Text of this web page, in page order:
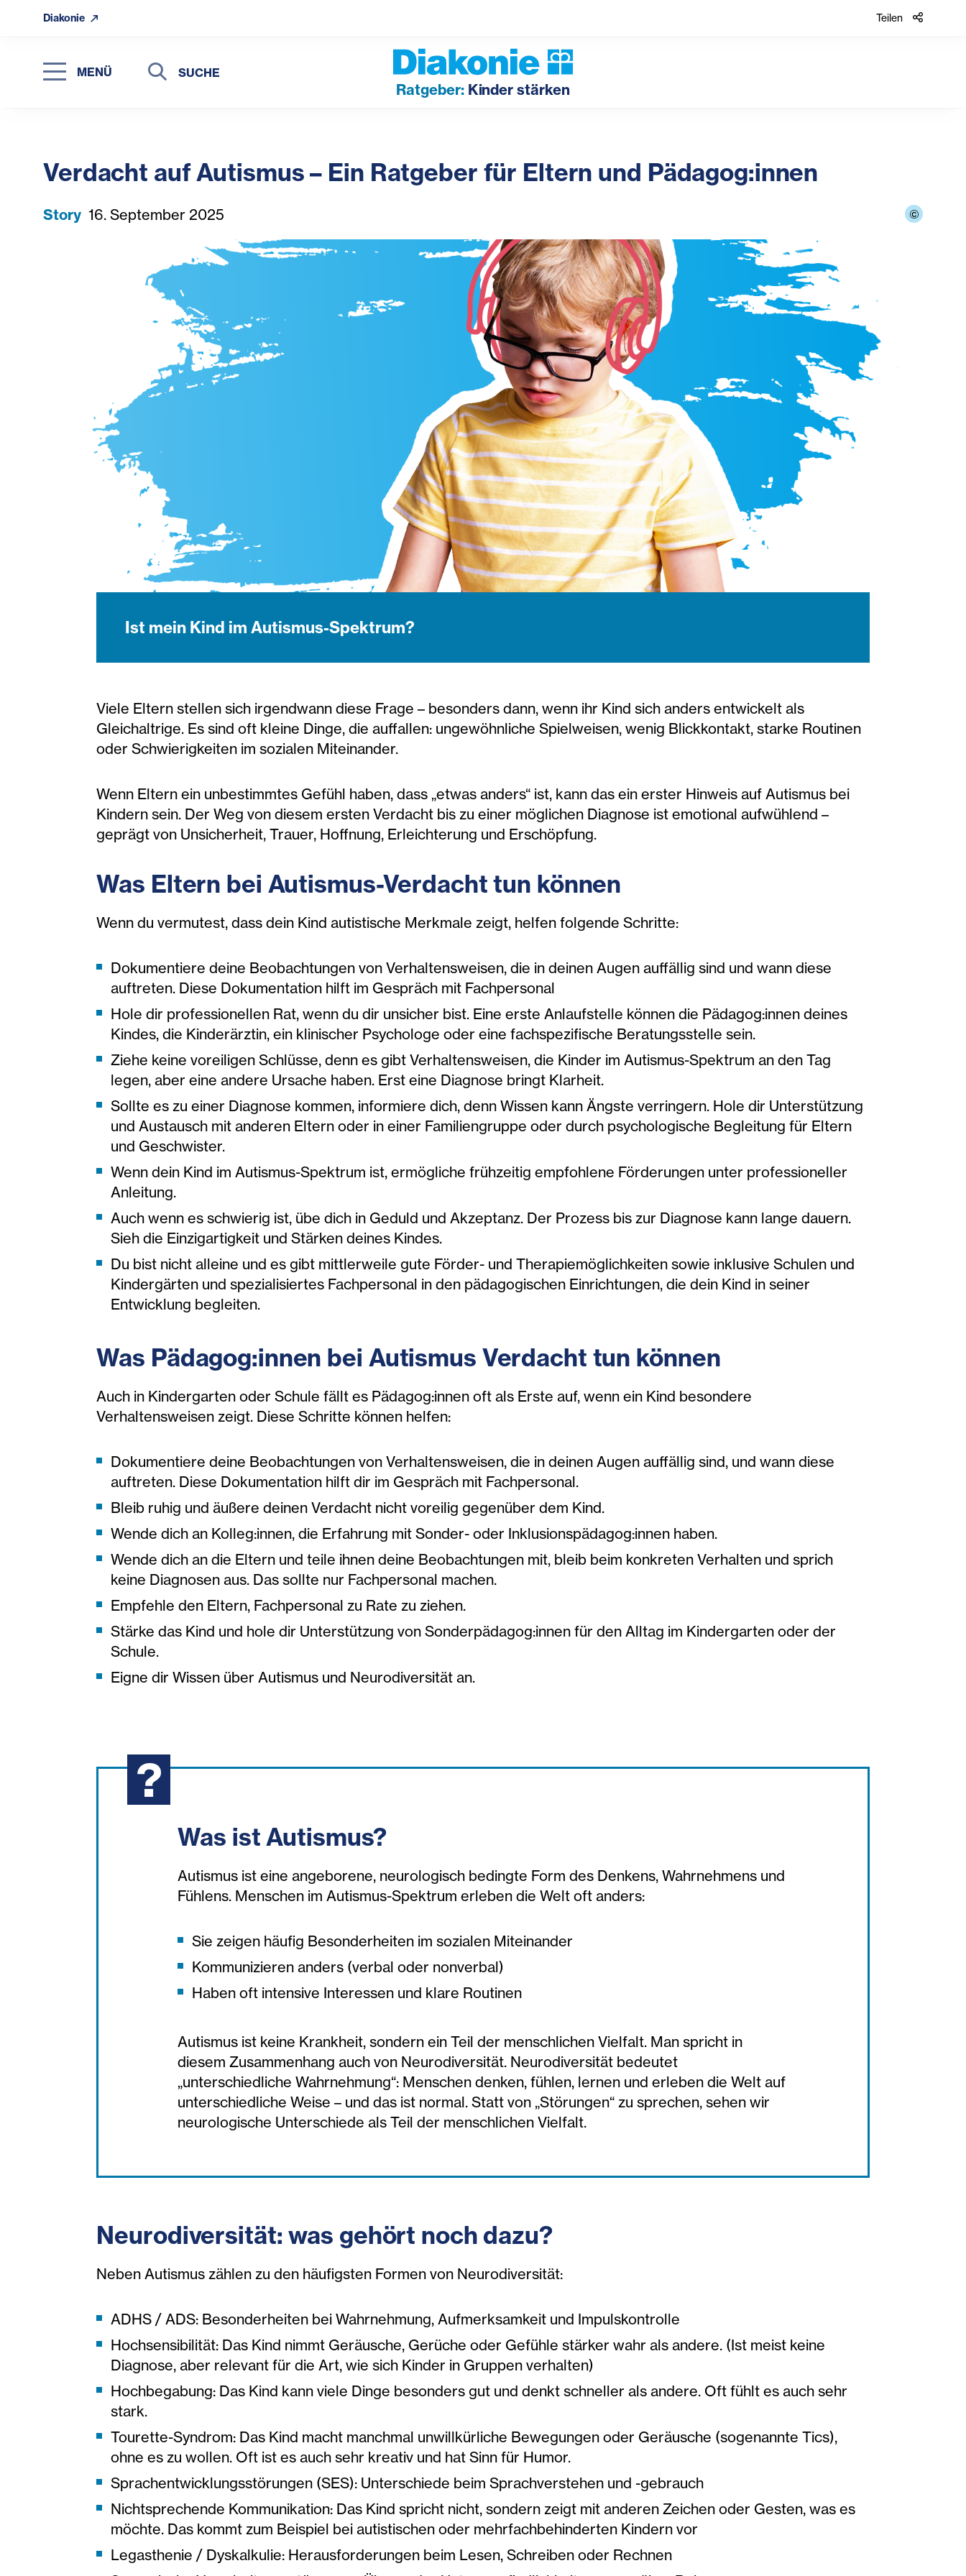
Diakonie Teilen
MENÜ
Suche
Suche
Ratgeber:Kinder stärken
Verdacht auf Autismus – Ein Ratgeber für Eltern und Pädagog:innen
Story 16. September 2025 ©
Ist mein Kind im Autismus-Spektrum?
Viele Eltern stellen sich irgendwann diese Frage – besonders dann, wenn ihr Kind sich anders entwickelt als
Gleichaltrige. Es sind oft kleine Dinge, die auffallen: ungewöhnliche Spielweisen, wenig Blickkontakt, starke Routinen
oder Schwierigkeiten im sozialen Miteinander.
Wenn Eltern ein unbestimmtes Gefühl haben, dass „etwas anders“ ist, kann das ein erster Hinweis auf Autismus bei
Kindern sein. Der Weg von diesem ersten Verdacht bis zu einer möglichen Diagnose ist emotional aufwühlend –
geprägt von Unsicherheit, Trauer, Hoffnung, Erleichterung und Erschöpfung.
Was Eltern bei Autismus-Verdacht tun können
Wenn du vermutest, dass dein Kind autistische Merkmale zeigt, helfen folgende Schritte:
Dokumentiere deine Beobachtungen von Verhaltensweisen, die in deinen Augen auffällig sind und wann diese
auftreten. Diese Dokumentation hilft im Gespräch mit Fachpersonal
Hole dir professionellen Rat, wenn du dir unsicher bist. Eine erste Anlaufstelle können die Pädagog:innen deines
Kindes, die Kinderärztin, ein klinischer Psychologe oder eine fachspezifische Beratungsstelle sein.
Ziehe keine voreiligen Schlüsse, denn es gibt Verhaltensweisen, die Kinder im Autismus-Spektrum an den Tag
legen, aber eine andere Ursache haben. Erst eine Diagnose bringt Klarheit.
Sollte es zu einer Diagnose kommen, informiere dich, denn Wissen kann Ängste verringern. Hole dir Unterstützung
und Austausch mit anderen Eltern oder in einer Familiengruppe oder durch psychologische Begleitung für Eltern
und Geschwister.
Wenn dein Kind im Autismus-Spektrum ist, ermögliche frühzeitig empfohlene Förderungen unter professioneller
Anleitung.
Auch wenn es schwierig ist, übe dich in Geduld und Akzeptanz. Der Prozess bis zur Diagnose kann lange dauern.
Sieh die Einzigartigkeit und Stärken deines Kindes.
Du bist nicht alleine und es gibt mittlerweile gute Förder- und Therapiemöglichkeiten sowie inklusive Schulen und
Kindergärten und spezialisiertes Fachpersonal in den pädagogischen Einrichtungen, die dein Kind in seiner
Entwicklung begleiten.
Was Pädagog:innen bei Autismus Verdacht tun können
Auch in Kindergarten oder Schule fällt es Pädagog:innen oft als Erste auf, wenn ein Kind besondere
Verhaltensweisen zeigt. Diese Schritte können helfen:
Dokumentiere deine Beobachtungen von Verhaltensweisen, die in deinen Augen auffällig sind, und wann diese
auftreten. Diese Dokumentation hilft dir im Gespräch mit Fachpersonal.
Bleib ruhig und äußere deinen Verdacht nicht voreilig gegenüber dem Kind.
Wende dich an Kolleg:innen, die Erfahrung mit Sonder- oder Inklusionspädagog:innen haben.
Wende dich an die Eltern und teile ihnen deine Beobachtungen mit, bleib beim konkreten Verhalten und sprich
keine Diagnosen aus. Das sollte nur Fachpersonal machen.
Empfehle den Eltern, Fachpersonal zu Rate zu ziehen.
Stärke das Kind und hole dir Unterstützung von Sonderpädagog:innen für den Alltag im Kindergarten oder der
Schule.
Eigne dir Wissen über Autismus und Neurodiversität an.
Was ist Autismus?
Autismus ist eine angeborene, neurologisch bedingte Form des Denkens, Wahrnehmens und
Fühlens. Menschen im Autismus-Spektrum erleben die Welt oft anders:
Sie zeigen häufig Besonderheiten im sozialen Miteinander
Kommunizieren anders (verbal oder nonverbal)
Haben oft intensive Interessen und klare Routinen
Autismus ist keine Krankheit, sondern ein Teil der menschlichen Vielfalt. Man spricht in
diesem Zusammenhang auch von Neurodiversität. Neurodiversität bedeutet
„unterschiedliche Wahrnehmung“: Menschen denken, fühlen, lernen und erleben die Welt auf
unterschiedliche Weise – und das ist normal. Statt von „Störungen“ zu sprechen, sehen wir
neurologische Unterschiede als Teil der menschlichen Vielfalt.
Neurodiversität: was gehört noch dazu?
Neben Autismus zählen zu den häufigsten Formen von Neurodiversität:
ADHS / ADS: Besonderheiten bei Wahrnehmung, Aufmerksamkeit und Impulskontrolle
Hochsensibilität: Das Kind nimmt Geräusche, Gerüche oder Gefühle stärker wahr als andere. (Ist meist keine
Diagnose, aber relevant für die Art, wie sich Kinder in Gruppen verhalten)
Hochbegabung: Das Kind kann viele Dinge besonders gut und denkt schneller als andere. Oft fühlt es auch sehr
stark.
Tourette-Syndrom: Das Kind macht manchmal unwillkürliche Bewegungen oder Geräusche (sogenannte Tics),
ohne es zu wollen. Oft ist es auch sehr kreativ und hat Sinn für Humor.
Sprachentwicklungsstörungen (SES): Unterschiede beim Sprachverstehen und -gebrauch
Nichtsprechende Kommunikation: Das Kind spricht nicht, sondern zeigt mit anderen Zeichen oder Gesten, was es
möchte. Das kommt zum Beispiel bei autistischen oder mehrfachbehinderten Kindern vor
Legasthenie / Dyskalkulie: Herausforderungen beim Lesen, Schreiben oder Rechnen